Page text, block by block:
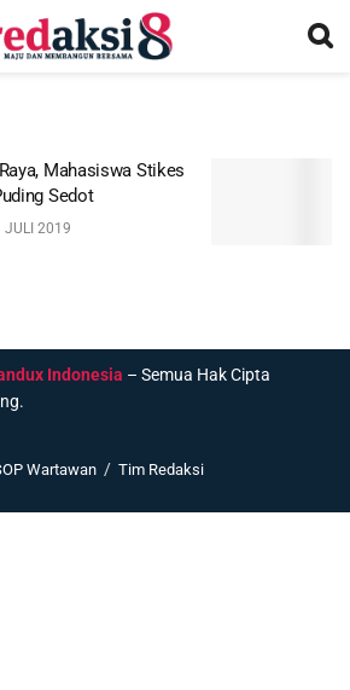
Mahasiswa Stikes
Sedot
JULI 2019
Indonesia – Semua Hak Cipta
Wartawan Tim Redaksi